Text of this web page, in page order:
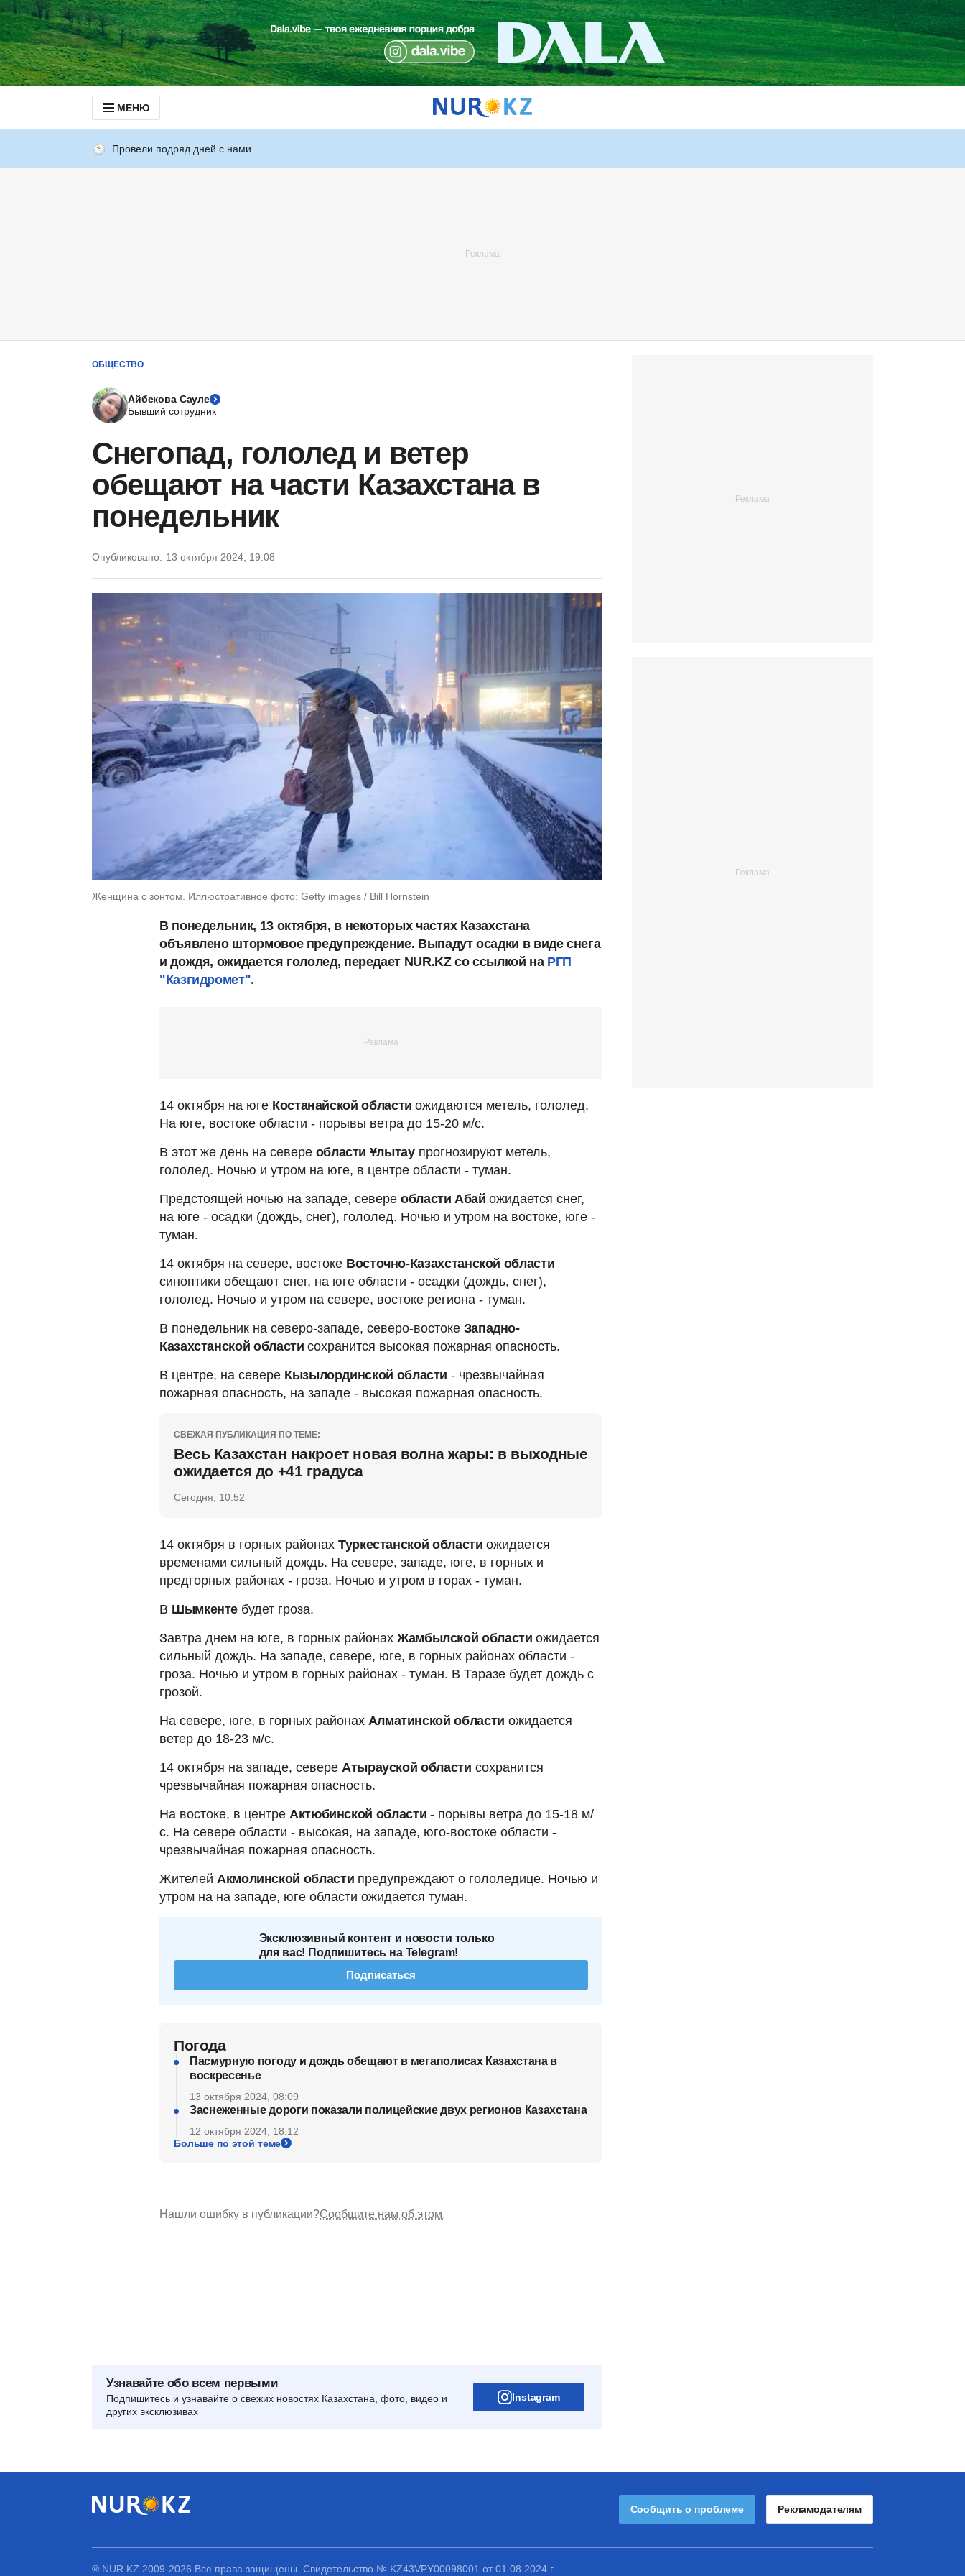
МЕНЮ
Провели подряд дней с нами
ОБЩЕСТВО
Айбекова Сауле
Бывший сотрудник
Снегопад, гололед и ветер
обещают на части Казахстана в
понедельник
Опубликовано: 13 октября 2024, 19:08
Женщина с зонтом. Иллюстративное фото: Getty images / Bill Hornstein
В понедельник, 13 октября, в некоторых частях Казахстана
объявлено штормовое предупреждение. Выпадут осадки в виде снега
и дождя, ожидается гололед, передает NUR.KZ со ссылкой наРГП
"Казгидромет".
14 октября на юге Костанайской областиожидаются метель, гололед.
На юге, востоке области - порывы ветра до 15-20 м/с.
В этот же день на севере области Ұлытаупрогнозируют метель,
гололед. Ночью и утром на юге, в центре области - туман.
Предстоящей ночью на западе, севере области Абайожидается снег,
на юге - осадки (дождь, снег), гололед. Ночью и утром на востоке, юге -
туман.
14 октября на севере, востоке Восточно-Казахстанской области
синоптики обещают снег, на юге области - осадки (дождь, снег),
гололед. Ночью и утром на севере, востоке региона - туман.
В понедельник на северо-западе, северо-востоке Западно-
Казахстанской области сохранится высокая пожарная опасность.
В центре, на севере Кызылординской области - чрезвычайная
пожарная опасность, на западе - высокая пожарная опасность.
СВЕЖАЯ ПУБЛИКАЦИЯ ПО ТЕМЕ:
Весь Казахстан накроет новая волна жары: в выходные
ожидается до +41 градуса
Сегодня, 10:52
14 октября в горных районах Туркестанской областиожидается
временами сильный дождь. На севере, западе, юге, в горных и
предгорных районах - гроза. Ночью и утром в горах - туман.
В Шымкенте будет гроза.
Завтра днем на юге, в горных районах Жамбылской областиожидается
сильный дождь. На западе, севере, юге, в горных районах области -
гроза. Ночью и утром в горных районах - туман. В Таразе будет дождь с
грозой.
На севере, юге, в горных районах Алматинской области ожидается
ветер до 18-23 м/с.
14 октября на западе, севере Атырауской области сохранится
чрезвычайная пожарная опасность.
На востоке, в центре Актюбинской области - порывы ветра до 15-18 м/
с. На севере области - высокая, на западе, юго-востоке области -
чрезвычайная пожарная опасность.
Жителей Акмолинской области предупреждают о гололедице. Ночью и
утром на на западе, юге области ожидается туман.
Эксклюзивный контент и новости только
для вас! Подпишитесь на Telegram!
Подписаться
Погода
Пасмурную погоду и дождь обещают в мегаполисах Казахстана в
воскресенье
13 октября 2024, 08:09
Заснеженные дороги показали полицейские двух регионов Казахстана
12 октября 2024, 18:12
Больше по этой теме
Нашли ошибку в публикации?Сообщите нам об этом.
Узнавайте обо всем первыми
Подпишитесь и узнавайте о свежих новостях Казахстана, фото, видео и
других эксклюзивах
Instagram
Сообщить о проблеме Рекламодателям
® NUR.KZ 2009-2026 Все права защищены. Свидетельство № KZ43VPY00098001 от 01.08.2024 г.